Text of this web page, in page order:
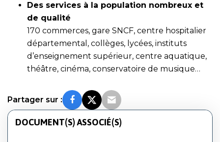
Des services à la population nombreux et
de qualité
170 commerces, gare SNCF, centre hospitalier
départemental, collèges, lycées, instituts
d’enseignement supérieur, centre aquatique,
théâtre, cinéma, conservatoire de musique…
Partager sur :
DOCUMENT(S) ASSOCIÉ(S)